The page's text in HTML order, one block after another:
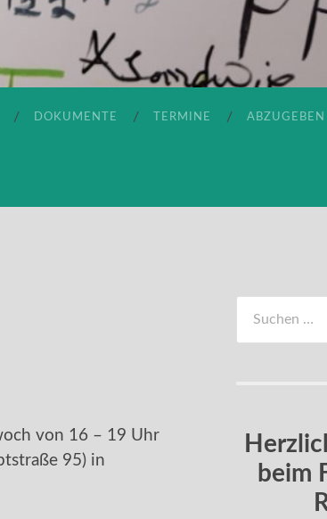
DOKUMENTE TERMINE ABZUGEBEN
von 16 – 19 Uhr
95) in
nach:
beim